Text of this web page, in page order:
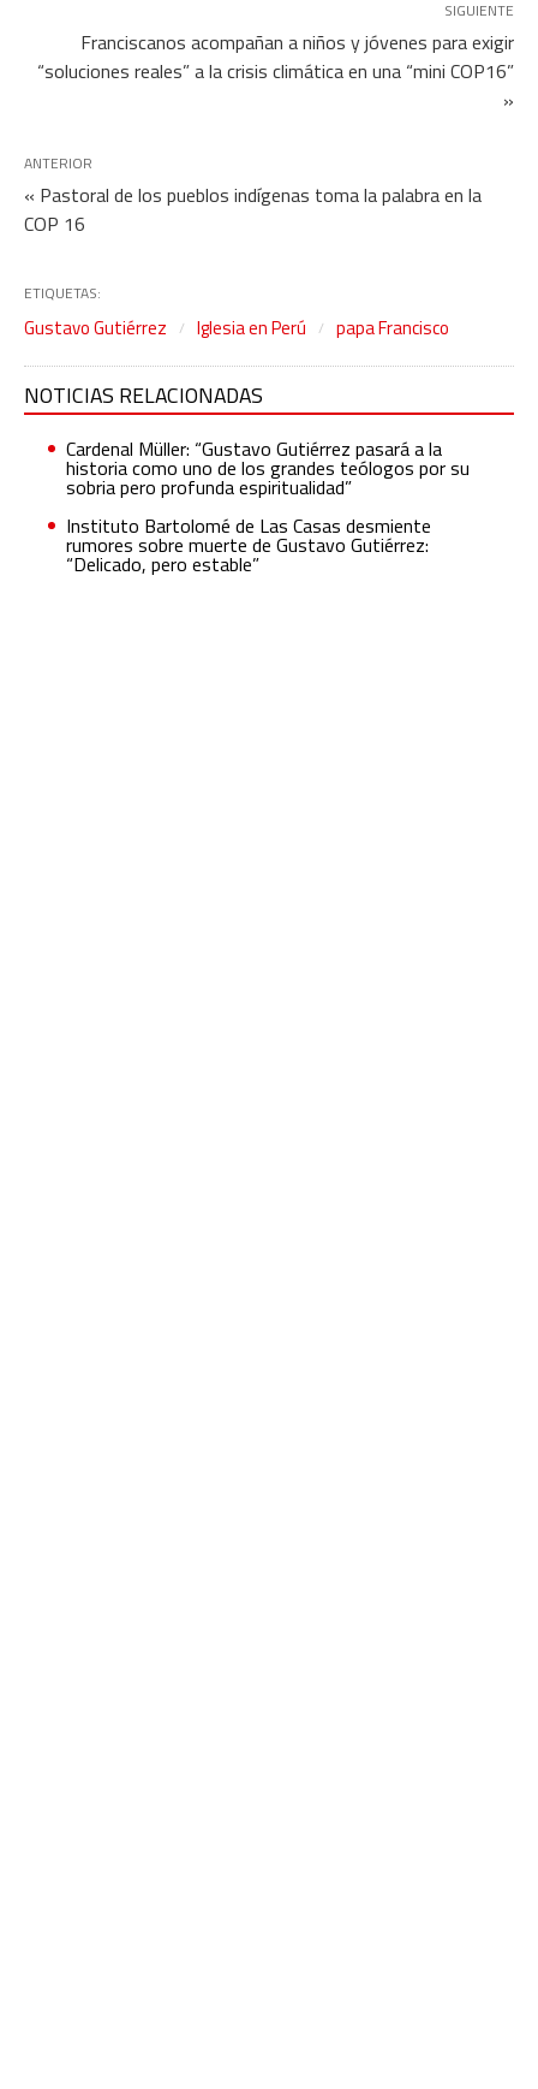
SIGUIENTE
Franciscanos acompañan a niños y jóvenes para exigir
“soluciones reales” a la crisis climática en una “mini COP16”
»
ANTERIOR
« Pastoral de los pueblos indígenas toma la palabra en la
COP 16
ETIQUETAS:
Gustavo Gutiérrez Iglesia en Perú papa Francisco
NOTICIAS RELACIONADAS
Cardenal Müller: “Gustavo Gutiérrez pasará a la
historia como uno de los grandes teólogos por su
sobria pero profunda espiritualidad”
Instituto Bartolomé de Las Casas desmiente
rumores sobre muerte de Gustavo Gutiérrez:
“Delicado, pero estable”